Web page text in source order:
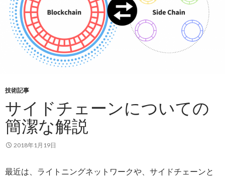
技術記事
サイドチェーンについての
簡潔な解説
2018年1月19日
最近は、ライトニングネットワークや、サイドチェーンと